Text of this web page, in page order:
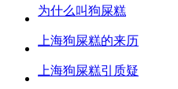
为什么叫狗屎糕
上海狗屎糕的来历
上海狗屎糕引质疑